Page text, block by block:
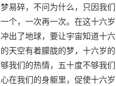
碎，不问为什么，只因我们
个，一次再一次。在这十六
出了地球，要让宇宙知道十
空有着朦胧的梦，十六岁
们的热情，五十度不够我
我们的身躯里，促使十六岁